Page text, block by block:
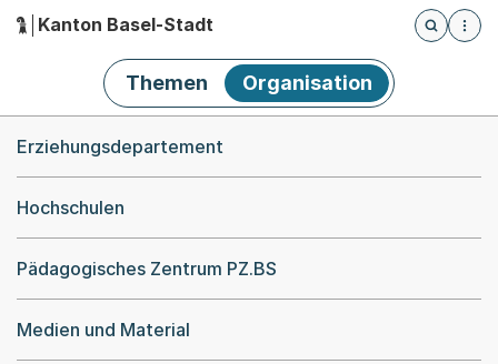
Hauptnavigation
Kanton Basel-Stadt
Öffnet
Themen Organisation
Erziehungsdepartement
Hochschulen
Pädagogisches Zentrum PZ.BS
Medien und Material